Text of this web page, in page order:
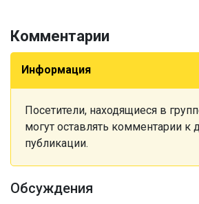
Комментарии
Информация
Посетители, находящиеся в
могут оставлять комментарии к
публикации.
Обсуждения